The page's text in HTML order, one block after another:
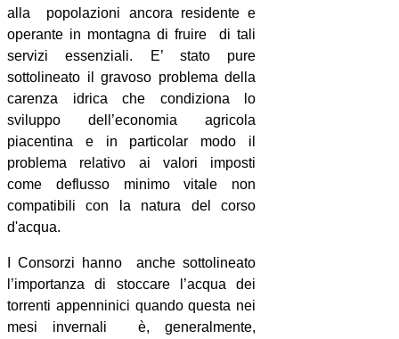
alla
popolazioni ancora residente e
operante in montagna di fruire
di tali
servizi essenziali. E’ stato pure
sottolineato il gravoso problema della
carenza idrica che condiziona lo
sviluppo dell’economia agricola
piacentina e in particolar modo il
problema relativo ai valori imposti
come deflusso minimo vitale non
compatibili con la natura del corso
d'acqua.
I Consorzi hanno
anche sottolineato
l’importanza di stoccare l’acqua dei
torrenti appenninici quando questa nei
mesi invernali
è, generalmente,